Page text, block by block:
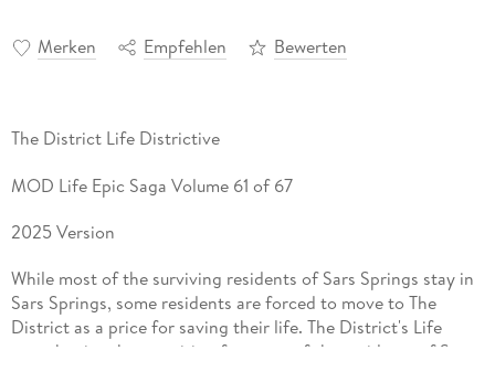
Merken Empfehlen Bewerten
The District Life Districtive
MOD Life Epic Saga Volume 61 of 67
2025 Version
While most of the surviving residents of Sars Springs stay in
Sars Springs, some residents are forced to move to The
District as a price for saving their life. The District's Life
story begins the transition for some of the residents of Sars